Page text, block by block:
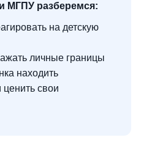
МГПУ разберемся:
на детскую
личные границы
находить
свои